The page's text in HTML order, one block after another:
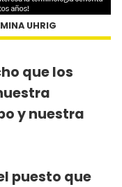
UHRIG
que los
y nuestra
puesto que